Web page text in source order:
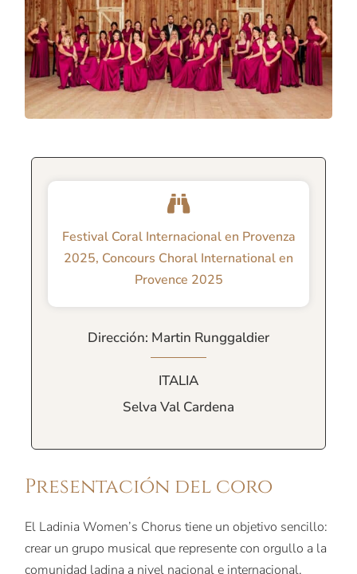
Presentación del coro
El Ladinia Women’s Chorus tiene un objetivo sencillo:
crear un grupo musical que represente con orgullo a la
comunidad ladina a nivel nacional e internacional.
Festival Coral Internacional en Provenza
2025, Concours Choral International en
Provence 2025
Dirección: Martin Runggaldier
ITALIA
Selva Val Cardena